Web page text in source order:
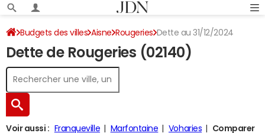
Budgets des villes Aisne Rougeries Dette au 31/12/2024
Dette de Rougeries (02140)
Voir aussi : Franqueville Marfontaine Voharies
Comparer